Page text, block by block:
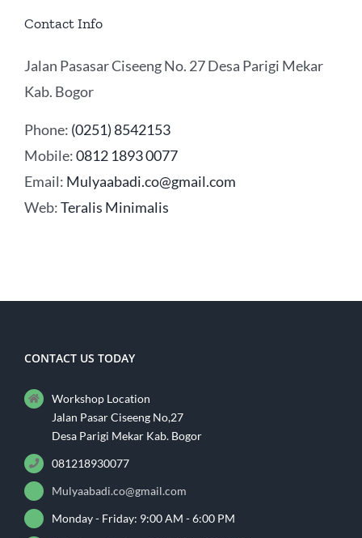
Contact Info
Jalan Pasasar Ciseeng No. 27 Desa Parigi Mekar
Kab. Bogor
Phone: (0251) 8542153
Mobile:0812 1893 0077
Email: Mulyaabadi.co@gmail.com
Web:Teralis Minimalis
CONTACT US TODAY
Workshop Location
Jalan Pasar Ciseeng No,27
Desa Parigi Mekar Kab. Bogor
081218930077
Mulyaabadi.co@gmail.com
Monday - Friday: 9:00 AM - 6:00 PM